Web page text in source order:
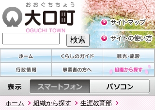
ホーム 組織から探す
生涯教育部